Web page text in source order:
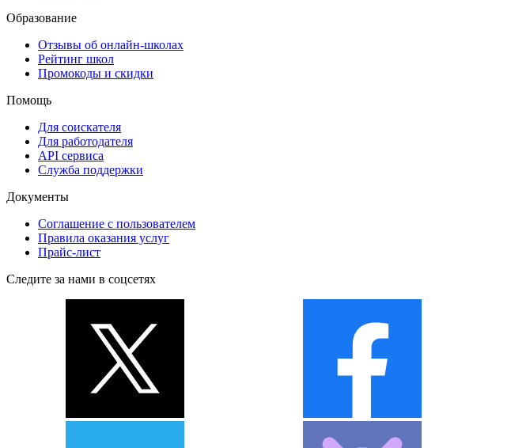
Образование
Отзывы об онлайн-школах
Рейтинг школ
Промокоды и скидки
Помощь
Для соискателя
Для работодателя
API сервиса
Служба поддержки
Документы
Соглашение с пользователем
Правила оказания услуг
Прайс-лист
Следите за нами в соцсетях